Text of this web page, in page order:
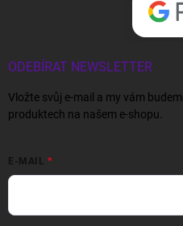
ODEBÍRAT NEWSLETTER
Vložte svůj e-mail a my vám
produktech na našem e-shopu.
E-MAIL